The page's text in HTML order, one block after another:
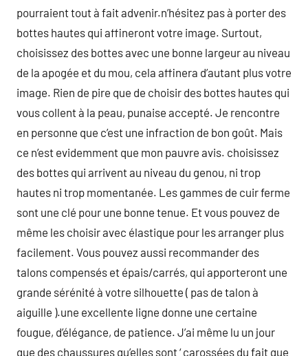
pourraient tout à fait advenir.n’hésitez pas à porter des
bottes hautes qui affineront votre image. Surtout,
choisissez des bottes avec une bonne largeur au niveau
de la apogée et du mou, cela affinera d’autant plus votre
image. Rien de pire que de choisir des bottes hautes qui
vous collent à la peau, punaise accepté. Je rencontre
en personne que c’est une infraction de bon goût. Mais
ce n’est evidemment que mon pauvre avis. choisissez
des bottes qui arrivent au niveau du genou, ni trop
hautes ni trop momentanée. Les gammes de cuir ferme
sont une clé pour une bonne tenue. Et vous pouvez de
même les choisir avec élastique pour les arranger plus
facilement. Vous pouvez aussi recommander des
talons compensés et épais/carrés, qui apporteront une
grande sérénité à votre silhouette ( pas de talon à
aiguille ).une excellente ligne donne une certaine
fougue, d’élégance, de patience. J’ai même lu un jour
que des chaussures qu’elles sont ‘ carossées du fait que